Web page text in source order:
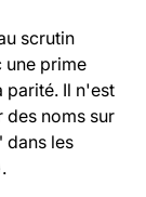
scrutin
une prime
parité. Il n'est
noms sur
dans les